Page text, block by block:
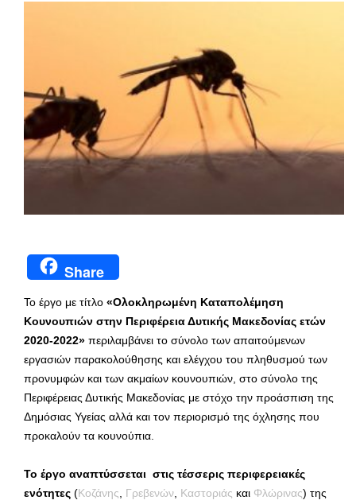
Share
Το έργο με τίτλο «Ολοκληρωμένη Καταπολέμηση
Κουνουπιών στην Περιφέρεια Δυτικής Μακεδονίας ετών
2020-2022» περιλαμβάνει το σύνολο των απαιτούμενων
εργασιών παρακολούθησης και ελέγχου του πληθυσμού των
προνυμφών και των ακμαίων κουνουπιών, στο σύνολο της
Περιφέρειας Δυτικής Μακεδονίας με στόχο την προάσπιση της
Δημόσιας Υγείας αλλά και τον περιορισμό της όχλησης που
προκαλούν τα κουνούπια.
Το έργο αναπτύσσεται στις τέσσερις περιφερειακές
ενότητες (Κοζάνης Γρεβενών Καστοριάς και Φλώρινας) της